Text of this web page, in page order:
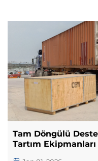
Tam Döngülü
Tartım